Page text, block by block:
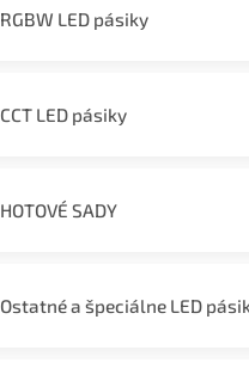
RGBW LED pásiky
CCT LED pásiky
HOTOVÉ SADY
Ostatné a špeciálne LED